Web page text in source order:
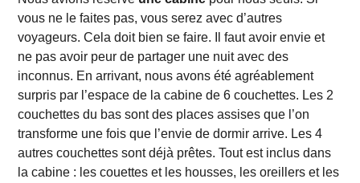
vous ne le faites pas, vous serez avec d’autres
voyageurs. Cela doit bien se faire. Il faut avoir envie et
ne pas avoir peur de partager une nuit avec des
inconnus. En arrivant, nous avons été agréablement
surpris par l’espace de la cabine de 6 couchettes. Les 2
couchettes du bas sont des places assises que l’on
transforme une fois que l’envie de dormir arrive. Les 4
autres couchettes sont déjà prêtes. Tout est inclus dans
la cabine : les couettes et les housses, les oreillers et les